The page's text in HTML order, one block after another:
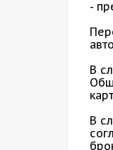
-
В
В